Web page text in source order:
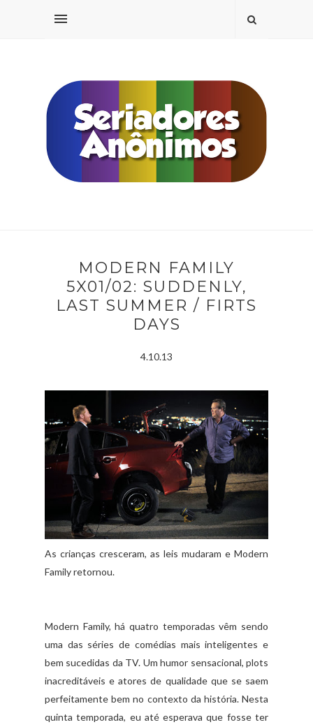
MODERN FAMILY
5X01/02: SUDDENLY,
LAST SUMMER / FIRTS
DAYS
4.10.13
As crianças cresceram, as leis mudaram e Modern
Family retornou.
Modern Family, há quatro temporadas vêm sendo
uma das séries de comédias mais inteligentes e
bem sucedidas da TV. Um humor sensacional, plots
inacreditáveis e atores de qualidade que se saem
perfeitamente bem no contexto da história. Nesta
quinta temporada, eu até esperava que fosse ter